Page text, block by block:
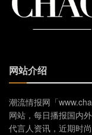
网站介绍
潮流情报网「
网站，每日播报国内
代言人资讯，近期时